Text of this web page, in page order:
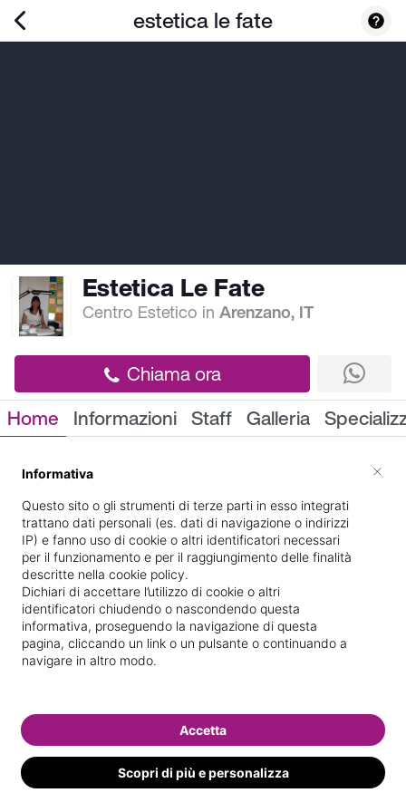
estetica le fate
Estetica Le Fate
Centro Estetico inArenzano, IT
Chiama ora
Home Informazioni Staff Galleria
Informazioni
via rue 55-57 Indicazioni stradali
Informativa
Questo sito o gli strumenti di terze parti in esso integrati
trattano dati personali (es. dati di navigazione o indirizzi
IP) e fanno uso di cookie o altri identificatori necessari
per il funzionamento e per il raggiungimento delle finalità
descritte nella cookie policy.
Dichiari di accettare l’utilizzo di cookie o altri
identificatori chiudendo o nascondendo questa
informativa, proseguendo la navigazione di questa
pagina, cliccando un link o un pulsante o continuando a
navigare in altro modo.
Scopri di più e personalizza
Accetta
×